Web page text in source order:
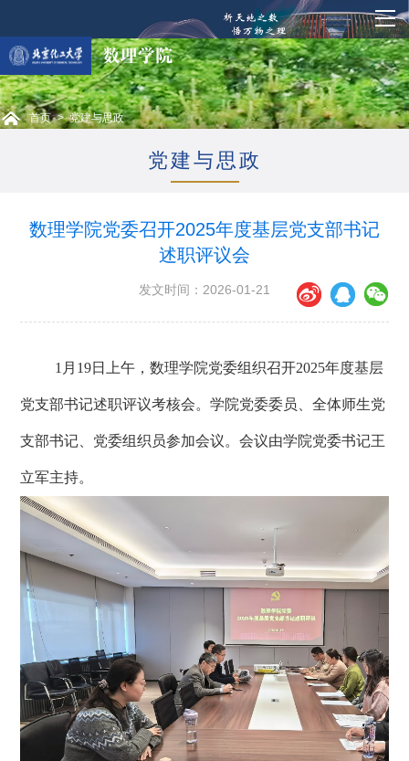
首页 > 党建与思政
党建与思政
数理学院党委召开2025年度基层党支部书记
述职评议会
发文时间：2026-01-21
1 月 19日上午，数理学院党委组织召开2025年度基层
党支部书记述职评议考核会。学院党委委员、全体师生党
支部书记、党委组织员参加会议。会议由学院党委书记王
立军主持。